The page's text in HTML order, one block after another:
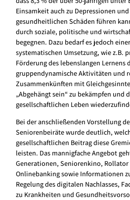
Einsamkeit auch zu Depressionen
gesundheitlichen Schäden führen
durch soziale, politische und
begegnen. Dazu bedarf es jedoch
systematischen Umsetzung, wie z.B.
Förderung des lebenslangen Lernens
gruppendynamische Aktivitäten und
Zusammenkünften mit
„Abgehängt sein“ zu bekämpfen und
gesellschaftlichen Leben
Bei der anschließenden Vorstellung
Seniorenbeiräte wurde deutlich,
gesellschaftlichen Beitrag diese
leisten. Das mannigfache Angebot
Generationen, Seniorenkino, Rollator
Onlinebanking sowie Informationen
Regelung des digitalen Nachlasses,
zu Krankheiten und